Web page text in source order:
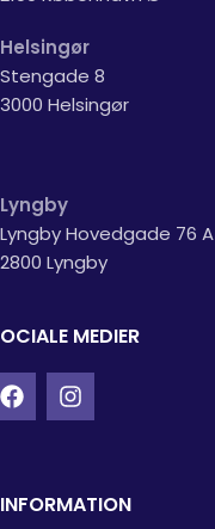
Helsingør
Stengade 8
3000 Helsingør
Lyngby
Lyngby Hovedgade 76 A
2800 Lyngby
MEDIER
INFORMATION